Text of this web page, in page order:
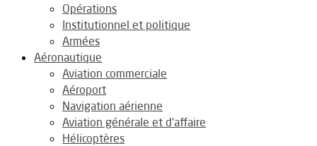
Opérations
Institutionnel et politique
Armées
Aéronautique
Aviation commerciale
Aéroport
Navigation aérienne
Aviation générale et d’affaire
Hélicoptères